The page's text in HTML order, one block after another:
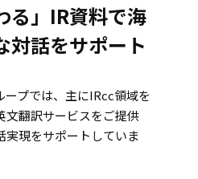
る」IR資料で海
対話をサポート
プでは、主にIRcc領域を
文翻訳サービスをご提供
実現をサポートしていま